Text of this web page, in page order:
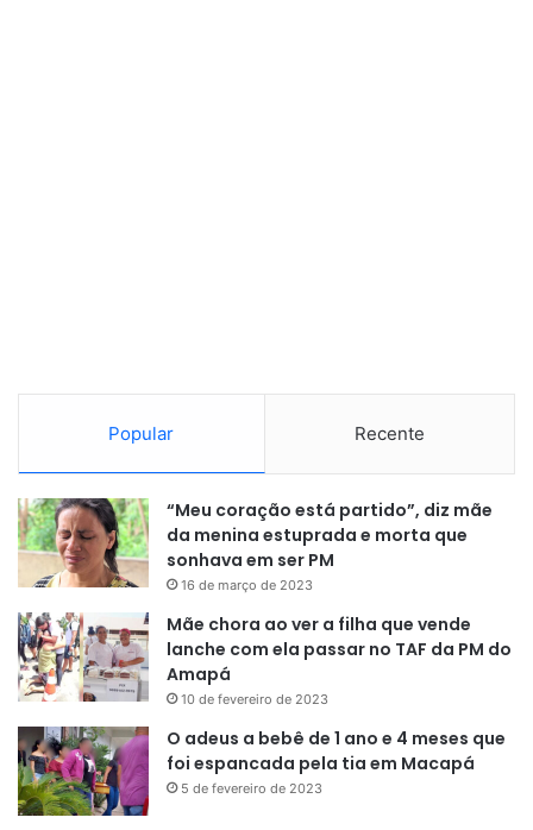
Popular Recente
“Meu coração está partido”, diz mãe
da menina estuprada e morta que
sonhava em ser PM
16 de março de 2023
Mãe chora ao ver a filha que vende
lanche com ela passar no TAF da PM do
Amapá
10 de fevereiro de 2023
O adeus a bebê de 1 ano e 4 meses que
foi espancada pela tia em Macapá
5 de fevereiro de 2023